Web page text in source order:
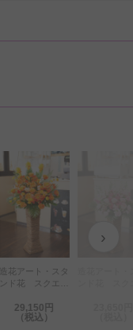
›
造花アート・スタ
ンド花 スクエア
ンジ系）29,150円
（税込）